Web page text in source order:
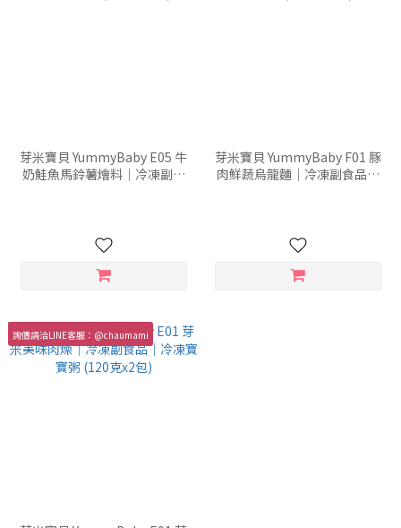
芽米寶貝 YummyBaby E05 牛
奶鮭魚馬鈴薯燴料｜冷凍副食
芽米寶貝 YummyBaby F01 豚
肉鮮蔬烏龍麵｜冷凍副食品｜
詢價請洽LINE客服：@chaumami